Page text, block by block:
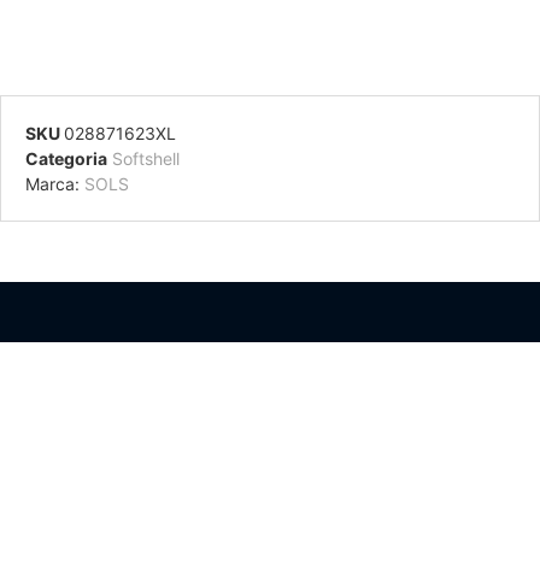
SKU028871623XL
Categoria Softshell
Marca: SOLS